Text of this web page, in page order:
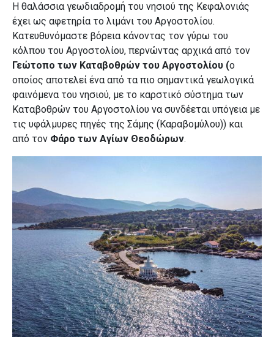
Η θαλάσσια γεωδιαδρομή του νησιού της Κεφαλονιάς
έχει ως αφετηρία το λιμάνι του Αργοστολίου.
Κατευθυνόμαστε βόρεια κάνοντας τον γύρω του
κόλπου του Αργοστολίου, περνώντας αρχικά από τον
Γεώτοπο των Καταβοθρών του Αργοστολίου (ο
οποίος αποτελεί ένα από τα πιο σημαντικά γεωλογικά
φαινόμενα του νησιού, με το καρστικό σύστημα των
Καταβοθρών του Αργοστολίου να συνδέεται υπόγεια με
τις υφάλμυρες πηγές της Σάμης (Καραβομύλου)) και
από τον Φάρο των Αγίων Θεοδώρων.